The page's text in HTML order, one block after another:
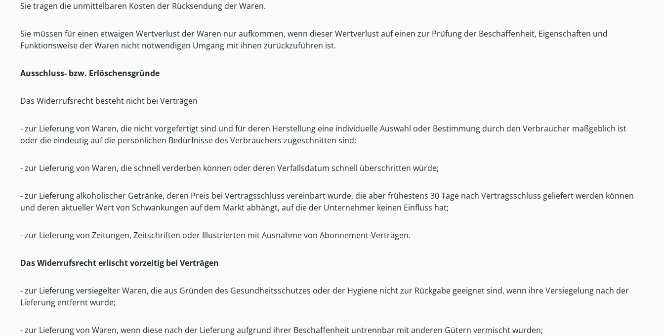
Sie tragen die unmittelbaren Kosten der Rücksendung der Waren.
Sie müssen für einen etwaigen Wertverlust der Waren nur aufkommen, wenn dieser Wertverlust auf einen zur Prüfung der Beschaffenheit, Eigenschaften und
Funktionsweise der Waren nicht notwendigen Umgang mit ihnen zurückzuführen ist.
Ausschluss- bzw. Erlöschensgründe
Das Widerrufsrecht besteht nicht bei Verträgen
- zur Lieferung von Waren, die nicht vorgefertigt sind und für deren Herstellung eine individuelle Auswahl oder Bestimmung durch den Verbraucher maßgeblich ist
oder die eindeutig auf die persönlichen Bedürfnisse des Verbrauchers zugeschnitten sind;
- zur Lieferung von Waren, die schnell verderben können oder deren Verfallsdatum schnell überschritten würde;
- zur Lieferung alkoholischer Getränke, deren Preis bei Vertragsschluss vereinbart wurde, die aber frühestens 30 Tage nach Vertragsschluss geliefert werden können
und deren aktueller Wert von Schwankungen auf dem Markt abhängt, auf die der Unternehmer keinen Einfluss hat;
- zur Lieferung von Zeitungen, Zeitschriften oder Illustrierten mit Ausnahme von Abonnement-Verträgen.
Das Widerrufsrecht erlischt vorzeitig bei Verträgen
- zur Lieferung versiegelter Waren, die aus Gründen des Gesundheitsschutzes oder der Hygiene nicht zur Rückgabe geeignet sind, wenn ihre Versiegelung nach der
Lieferung entfernt wurde;
- zur Lieferung von Waren, wenn diese nach der Lieferung aufgrund ihrer Beschaffenheit untrennbar mit anderen Gütern vermischt wurden;